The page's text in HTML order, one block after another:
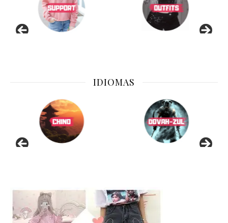
IDIOMAS